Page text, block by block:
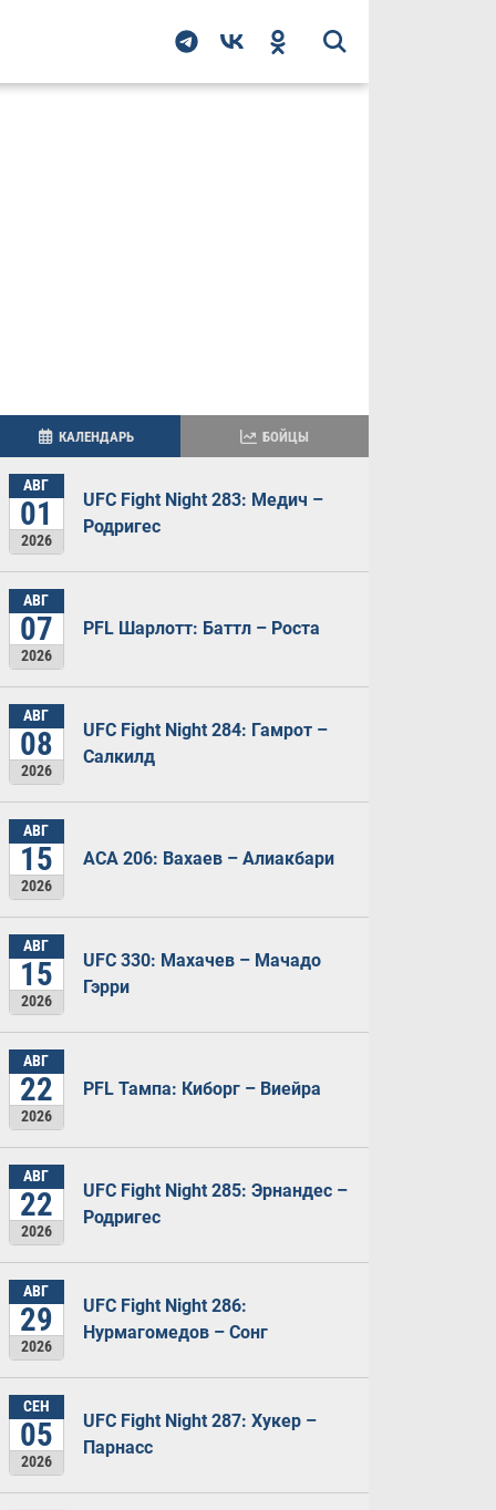
КАЛЕНДАРЬ БОЙЦЫ
АВГ
01
2026
UFC Fight Night 283: Медич –
Родригес
АВГ
07
2026
PFL Шарлотт: Баттл – Роста
АВГ
08
2026
UFC Fight Night 284: Гамрот –
Салкилд
АВГ
15
2026
ACA 206: Вахаев – Алиакбари
АВГ
15
2026
UFC 330: Махачев – Мачадо
Гэрри
АВГ
22
2026
PFL Тампа: Киборг – Виейра
АВГ
22
2026
UFC Fight Night 285: Эрнандес –
Родригес
АВГ
29
2026
UFC Fight Night 286:
Нурмагомедов – Сонг
СЕН
05
2026
UFC Fight Night 287: Хукер –
Парнасс